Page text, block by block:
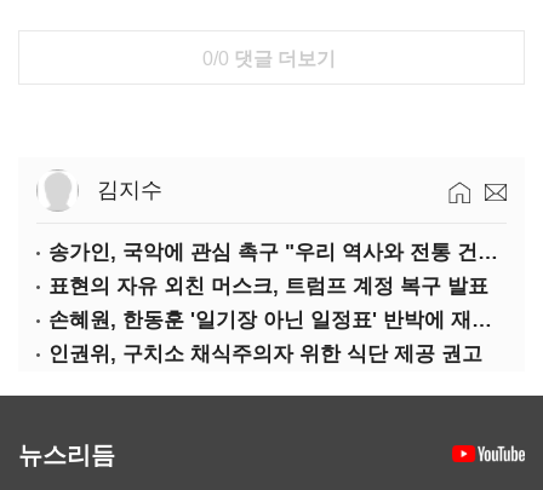
0/0 댓글 더보기
김지수
송가인, 국악에 관심 촉구 "우리 역사와 전통 건드리면 안 돼"
표현의 자유 외친 머스크, 트럼프 계정 복구 발표
손혜원, 한동훈 '일기장 아닌 일정표' 반박에 재반박
인권위, 구치소 채식주의자 위한 식단 제공 권고
뉴스리듬